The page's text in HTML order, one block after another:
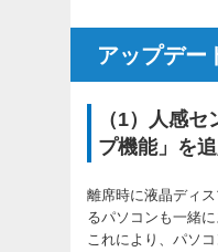
アップデー
（1）人感
プ機能」を
離席時に液晶ディ
るパソコンも一緒
これにより、パソ